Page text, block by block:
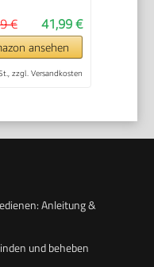
41,99 €
€
ansehen
zzgl. Versandkosten
Anleitung &
und beheben